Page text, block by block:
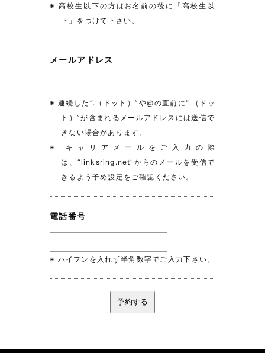
※ 高校生以下の方はお名前の後に「高校生以
下」をつけて下さい。
メールアドレス
※ 連続した“.（ドット）”や@の直前に“.（ドッ
ト）”が含まれるメールアドレスには送信で
きない場合があります。
※ キャリアメールをご入力の際
は、“linksring.net”からのメールを受信で
きるよう予め設定をご確認ください。
電話番号
※ ハイフンを入れず半角数字でご入力下さい。